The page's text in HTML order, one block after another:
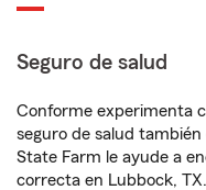
Seguro de salud
Conforme experimenta
seguro de salud
State Farm le ayude a
correcta en Lubbock,